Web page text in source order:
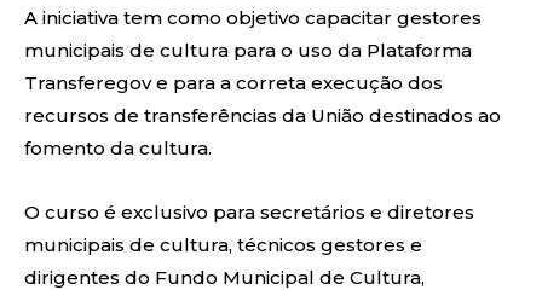
A iniciativa tem como objetivo capacitar gestores
municipais de cultura para o uso da Plataforma
Transferegov e para a correta execução dos
recursos de transferências da União destinados ao
fomento da cultura.
O curso é exclusivo para secretários e diretores
municipais de cultura, técnicos gestores e
dirigentes do Fundo Municipal de Cultura,